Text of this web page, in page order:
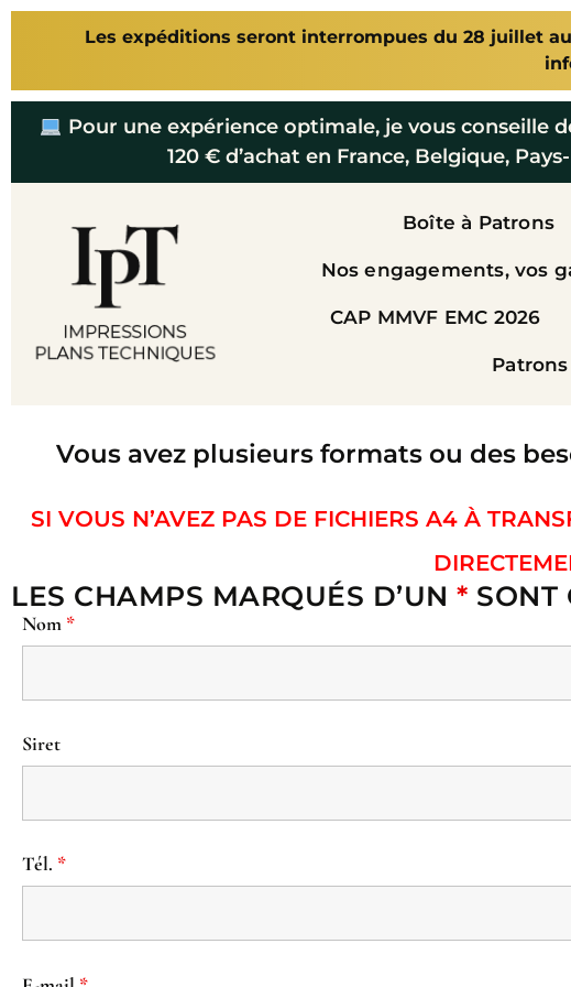
Les expéditions seront interrompues du 28 juillet
Pour une expérience optimale, je vous conseille
120 € d’achat en France, Belgique,
Boîte à Patrons
Nos engagements, vos
CAP MMVF EMC 2026
Vous avez plusieurs formats ou des
SI VOUS N’AVEZ PAS DE FICHIERS A4 À
LES CHAMPS MARQUÉS D’UN * SONT
Nom *
Siret
Tél. *